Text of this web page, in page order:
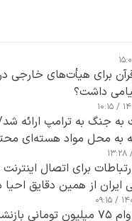
برای هیأت‌های خارجی
داشت؟
به جنگ به ترامپ ارائه
به محل مواد هسته‌ای
برای اتصال
ایران از همین دقایق
آغاز ثبت‌نام وام ۷۵ میلیون